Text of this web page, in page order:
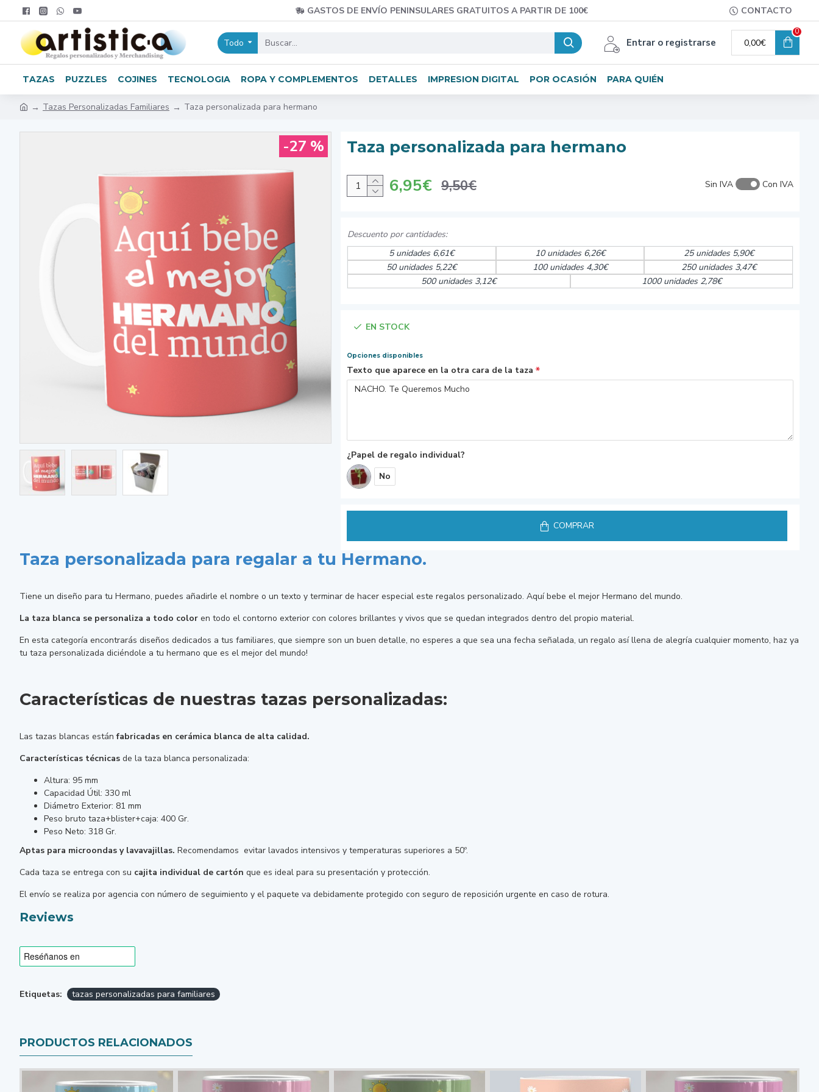
GASTOS DE ENVÍO PENINSULARES GRATUITOS A PARTIR DE 100€ CONTACTO
Todo Entrar o registrarse 0,00€
0
TAZAS PUZZLES COJINES TECNOLOGIA ROPA Y COMPLEMENTOS DETALLES IMPRESION DIGITAL POR OCASIÓN PARA QUIÉN
Tazas Personalizadas Familiares Taza personalizada para hermano
-27 % Taza personalizada para hermano
EN STOCK
6,95€ 9,50€ Sin IVA Con IVA
5 unidades 6,61€ 10 unidades 6,26€
25 unidades 5,90€
50 unidades 5,22€
100 unidades 4,30€
250 unidades 3,47€
500 unidades 3,12€
1000 unidades 2,78€
Opciones disponibles
Texto que aparece en la otra cara de la taza
¿Papel de regalo individual?
No
COMPRAR
Taza personalizada para regalar a tu Hermano.
Tiene un diseño para tu Hermano, puedes añadirle el nombre o un texto y terminar de hacer especial este regalos personalizado. Aquí bebe el mejor Hermano del mundo.
La taza blanca se personaliza a todo color en todo el contorno exterior con colores brillantes y vivos que se quedan integrados dentro del propio material.
En esta categoría encontrarás diseños dedicados a tus familiares, que siempre son un buen detalle, no esperes a que sea una fecha señalada, un regalo así llena de alegría cualquier momento, haz ya
tu taza personalizada diciéndole a tu hermano que es el mejor del mundo!
Características de nuestras tazas personalizadas:
Las tazas blancas estánfabricadas en cerámica blanca de alta calidad.
Características técnicas de la taza blanca personalizada:
Altura: 95 mm
Capacidad Útil: 330 ml
Diámetro Exterior: 81 mm
Peso bruto taza+blister+caja: 400 Gr.
Peso Neto: 318 Gr.
Aptas para microondas y lavavajillas. Recomendamos evitar lavados intensivos y temperaturas superiores a 50º.
Cada taza se entrega con su cajita individual de cartón que es ideal para su presentación y protección.
El envío se realiza por agencia con número de seguimiento y el paquete va debidamente protegido con seguro de reposición urgente en caso de rotura.
Reviews
Etiquetas: tazas personalizadas para familiares
PRODUCTOS RELACIONADOS